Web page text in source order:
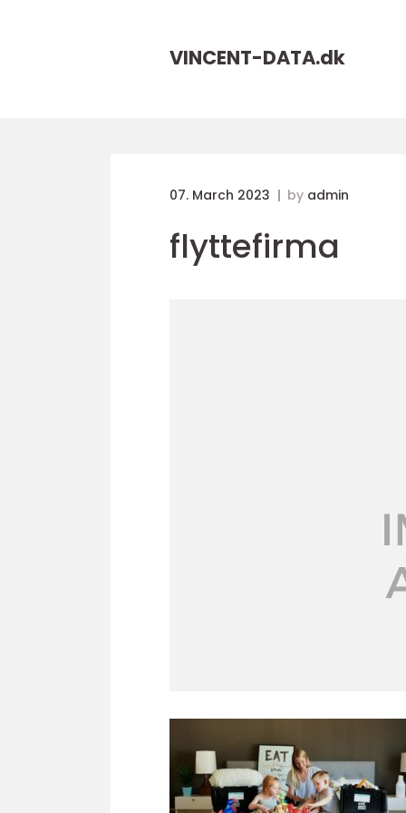
VINCENT-DATA.dk
07. March 2023 by admin
flyttefirma